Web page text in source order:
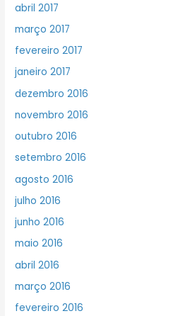
abril 2017
março 2017
fevereiro 2017
janeiro 2017
dezembro 2016
novembro 2016
outubro 2016
setembro 2016
agosto 2016
julho 2016
junho 2016
maio 2016
abril 2016
março 2016
fevereiro 2016